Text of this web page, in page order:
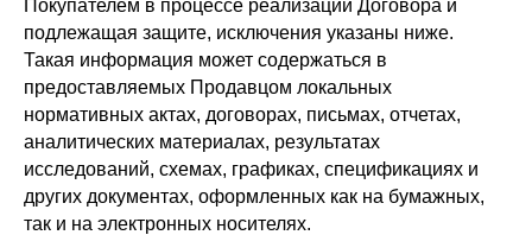
Покупателем в процессе реализации Договора и
подлежащая защите, исключения указаны ниже.
Такая информация может содержаться в
предоставляемых Продавцом локальных
нормативных актах, договорах, письмах, отчетах,
аналитических материалах, результатах
исследований, схемах, графиках, спецификациях и
других документах, оформленных как на бумажных,
так и на электронных носителях.